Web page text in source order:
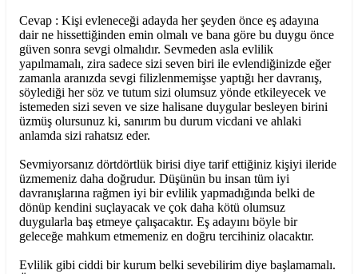
Cevap : Kişi evleneceği adayda her şeyden önce eş adayına
dair ne hissettiğinden emin olmalı ve bana göre bu duygu önce
güven sonra sevgi olmalıdır. Sevmeden asla evlilik
yapılmamalı, zira sadece sizi seven biri ile evlendiğinizde eğer
zamanla aranızda sevgi filizlenmemişse yaptığı her davranış,
söylediği her söz ve tutum sizi olumsuz yönde etkileyecek ve
istemeden sizi seven ve size halisane duygular besleyen birini
üzmüş olursunuz ki, sanırım bu durum vicdani ve ahlaki
anlamda sizi rahatsız eder.
Sevmiyorsanız dörtdörtlük birisi diye tarif ettiğiniz kişiyi ileride
üzmemeniz daha doğrudur. Düşünün bu insan tüm iyi
davranışlarına rağmen iyi bir evlilik yapmadığında belki de
dönüp kendini suçlayacak ve çok daha kötü olumsuz
duygularla baş etmeye çalışacaktır. Eş adayını böyle bir
geleceğe mahkum etmemeniz en doğru tercihiniz olacaktır.
Evlilik gibi ciddi bir kurum belki sevebilirim diye başlamamalı.